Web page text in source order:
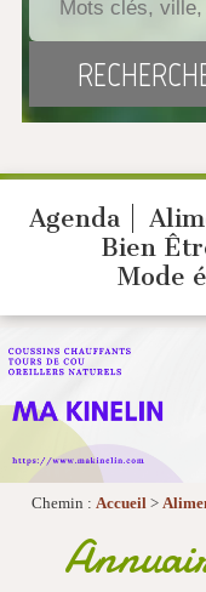
Agenda
Bien
Mode
Chemin : Accueil >